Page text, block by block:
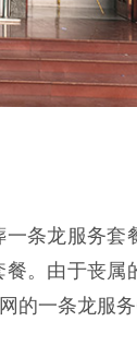
条龙服务套
。由于丧属
的一条龙服